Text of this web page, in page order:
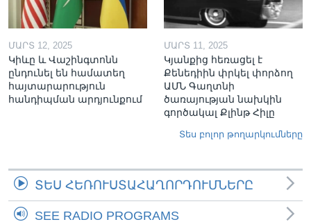
ՄԱՐՏ 12, 2025
Կիևը և Վաշինգտոնն
ընդունել են համատեղ
հայտարարություն
հանդիպման արդյունքում
ՄԱՐՏ 11, 2025
Կյանքից հեռացել է
Քենեդիին փրկել փորձող
ԱՄՆ Գաղտնի
ծառայության նախկին
գործակալ Քլինթ Հիլը
Տես բոլոր թողարկումները
ՏԵՍ ՀԵՌՈՒՍՏԱՀԱՂՈՐԴՈՒՄՆԵՐԸ
SEE RADIO PROGRAMS